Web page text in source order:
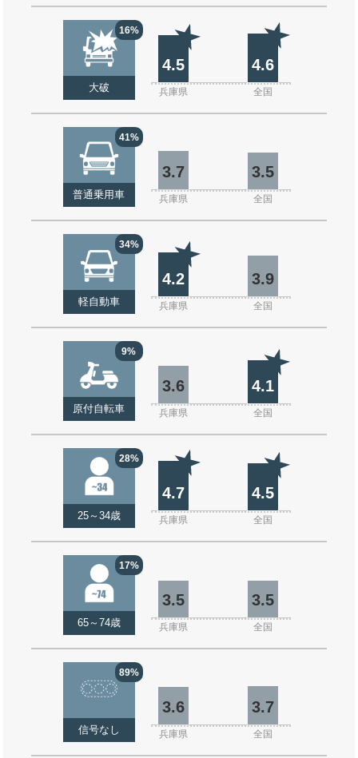
16%
大破
4.5 4.6
兵庫県 全国
41%
普通乗用車
3.7 3.5
兵庫県 全国
34%
軽自動車
4.2 3.9
兵庫県 全国
9%
原付自転車
3.6 4.1
兵庫県 全国
28%
25～34歳
4.7 4.5
兵庫県 全国
17%
65～74歳
3.5 3.5
兵庫県 全国
89%
信号なし
3.6 3.7
兵庫県 全国